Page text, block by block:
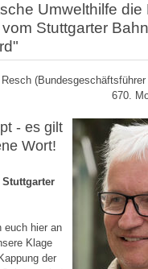
Umwelthilfe die
Stuttgarter
670.
- es gilt
Wort!
euch hier an
Klage
der